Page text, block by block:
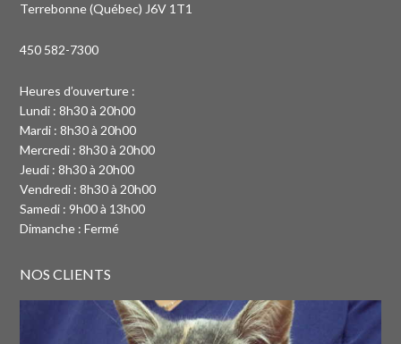
Terrebonne (Québec) J6V 1T1
450 582-7300
Heures d’ouverture :
Lundi : 8h30 à 20h00
Mardi : 8h30 à 20h00
Mercredi : 8h30 à 20h00
Jeudi : 8h30 à 20h00
Vendredi : 8h30 à 20h00
Samedi : 9h00 à 13h00
Dimanche : Fermé
NOS CLIENTS